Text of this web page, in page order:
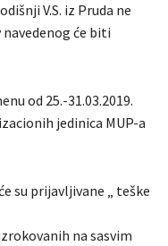
V.S. iz Pruda ne
će biti
od 25.-31.03.2019.
jedinica MUP-a
su prijavljivane „ teške
na sasvim